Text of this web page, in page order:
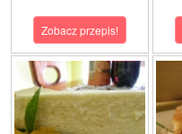
Zobacz przepis!